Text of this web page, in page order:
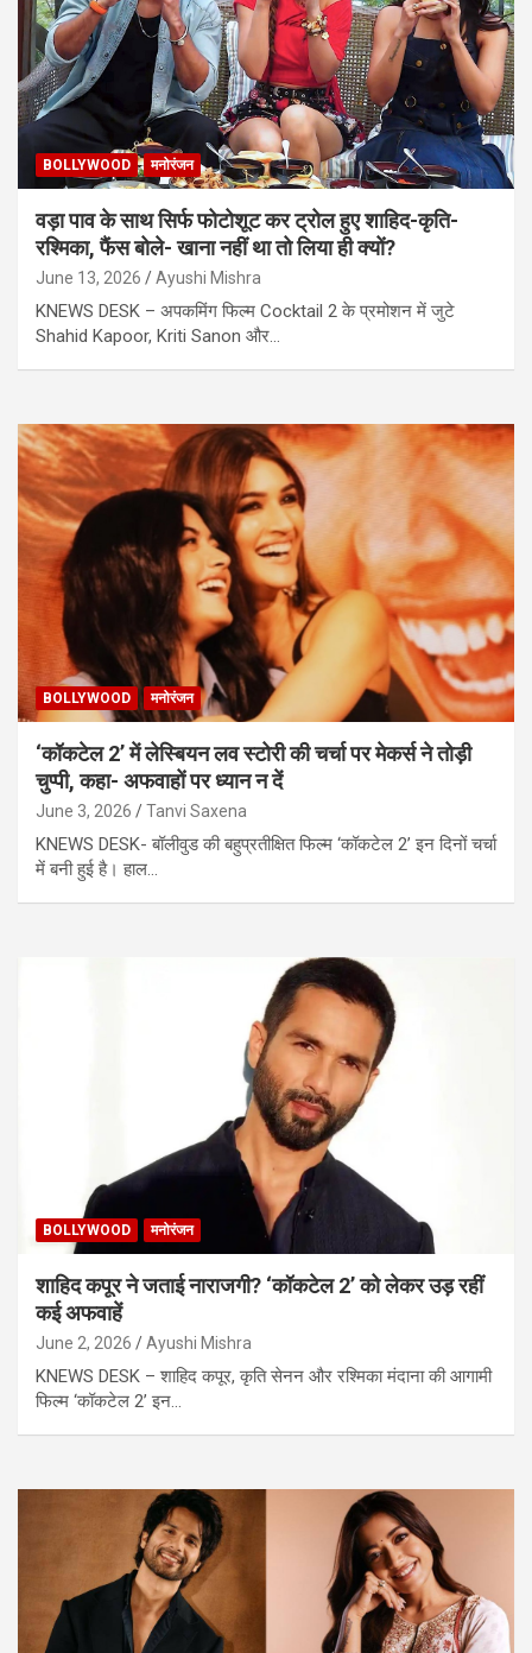
BOLLYWOOD मनोरंजन
वड़ा पाव के साथ सिर्फ फोटोशूट कर ट्रोल हुए शाहिद-कृति-
रश्मिका, फैंस बोले- खाना नहीं था तो लिया ही क्यों?
June 13, 2026 Ayushi Mishra
KNEWS DESK – अपकमिंग फिल्म Cocktail 2 के प्रमोशन में जुटे
Shahid Kapoor, Kriti Sanon और…
BOLLYWOOD मनोरंजन
‘कॉकटेल 2’ में लेस्बियन लव स्टोरी की चर्चा पर मेकर्स ने तोड़ी
चुप्पी, कहा- अफवाहों पर ध्यान न दें
June 3, 2026 Tanvi Saxena
KNEWS DESK- बॉलीवुड की बहुप्रतीक्षित फिल्म ‘कॉकटेल 2’ इन दिनों चर्चा
में बनी हुई है। हाल…
BOLLYWOOD मनोरंजन
शाहिद कपूर ने जताई नाराजगी? ‘कॉकटेल 2’ को लेकर उड़ रहीं
कई अफवाहें
June 2, 2026 Ayushi Mishra
KNEWS DESK – शाहिद कपूर, कृति सेनन और रश्मिका मंदाना की आगामी
फिल्म ‘कॉकटेल 2’ इन…